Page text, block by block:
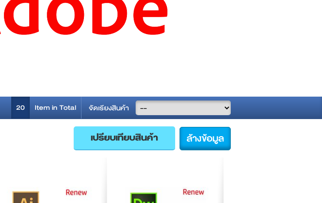
จัดเรียงสินค้า
20 Item in Total
ล้างข้อมูล